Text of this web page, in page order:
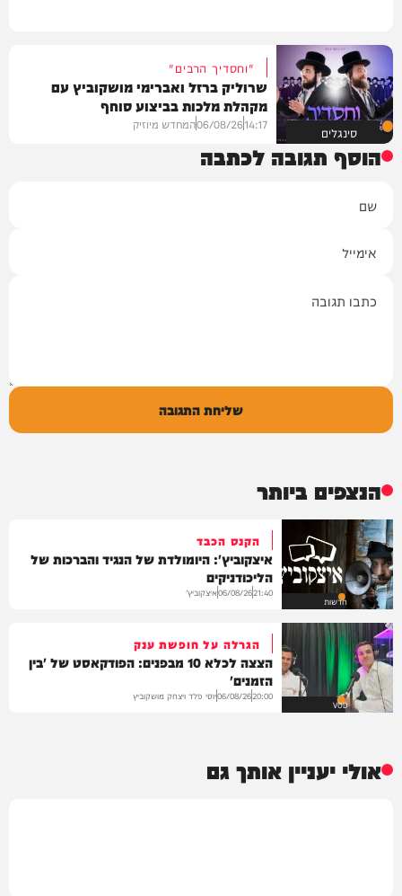
סינגלים
"וחסדיך הרבים"
שרוליק ברזל ואברימי מושקוביץ עם
מקהלת מלכות בביצוע סוחף
14:17
06/08/26המחדש מיוזיק
הוסף תגובה לכתבה
שליחת התגובה
הנצפים ביותר
חדשות
הקנס הכבד
איצקוביץ': היומולדת של הנגיד והברכות של
הליכודניקים
21:40
06/08/26איצקוביץ'
VOD
הגרלה על חופשת ענק
הצצה לכלא 10 מבפנים: הפודקאסט של 'בין
הזמנים'
20:00
06/08/26יוסי פלד ויצחק מושקוביץ
אולי יעניין אותך גם